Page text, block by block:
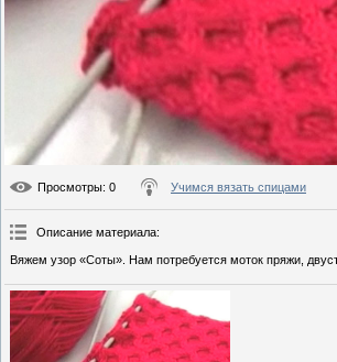
Просмотры: 0 Учимся вязать спицами
Описание материала:
Вяжем узор «Соты». Нам потребуется моток пряжи,